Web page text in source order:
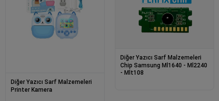
Diğer Yazıcı Sarf Malzemeleri
Printer Kamera
Diğer Yazıcı Sarf Malzemeleri
Chip Samsung Ml1640 - Ml2240
- Mlt108